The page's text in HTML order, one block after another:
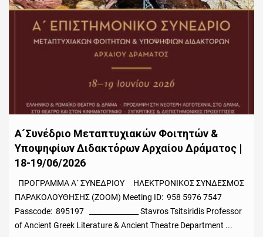
Α´Συνέδριο Μεταπτυχιακών Φοιτητών &
Υποψηφίων Διδακτόρων Αρχαίου Δράματος |
18-19/06/2026
ΠΡΟΓΡΑΜΜΑ Α´ ΣΥΝΕΔΡΙΟΥ ΗΛΕΚΤΡΟΝΙΚΟΣ ΣΥΝΔΕΣΜΟΣ
ΠΑΡΑΚΟΛΟΥΘΗΣΗΣ (ZOOM) Meeting ID: 958 5976 7547
Passcode: 895197 ______________ Stavros Tsitsiridis Professor
of Ancient Greek Literature & Ancient Theatre Department ...